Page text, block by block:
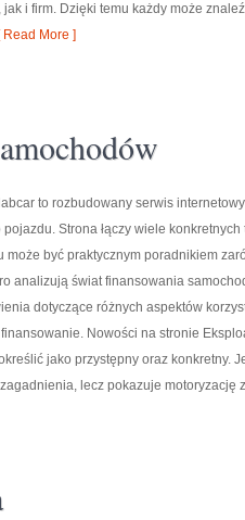
i firm. Dzięki temu każdy może
Read More ]
to rozbudowany serwis
pojazdu. Strona łączy wiele
może być praktycznym poradnikiem
analizują świat finansowania
dotyczące różnych aspektów
Nowości na stronie
jako przystępny oraz konkretny.
lecz pokazuje motoryzację